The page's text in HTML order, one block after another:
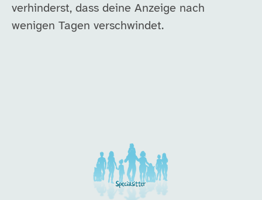
verhinderst, dass deine Anzeige nach
wenigen Tagen verschwindet.
Unsere Arbeitgeber in